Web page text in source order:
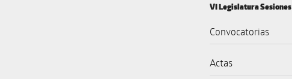
VI Legislatura Sesiones
Convocatorias
Actas